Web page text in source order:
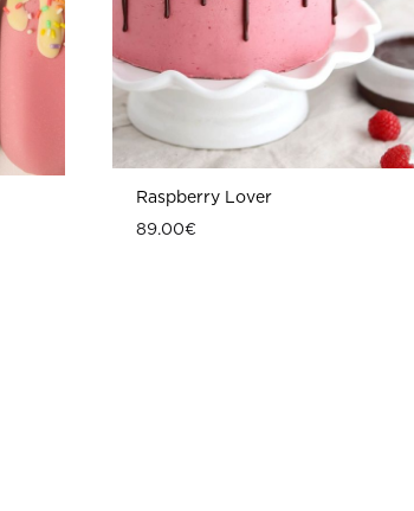
Raspberry Lover
89.00€